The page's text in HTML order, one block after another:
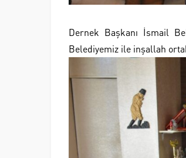
Dernek Başkanı İsmail
Belediyemiz ile inşallah